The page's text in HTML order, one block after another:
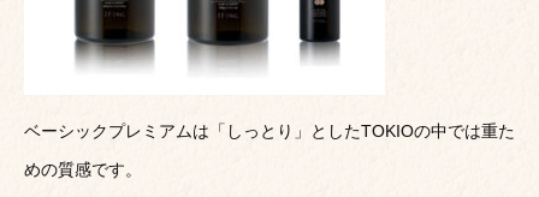
ベーシックプレミアムは「しっとり」としたTOKIOの中では重た
めの質感です。